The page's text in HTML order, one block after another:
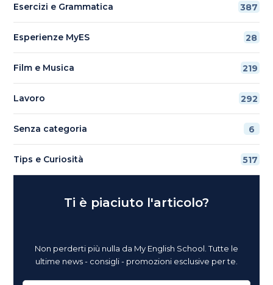
Esercizi e Grammatica 387
Esperienze MyES 28
Film e Musica 219
Lavoro 292
Senza categoria 6
Tips e Curiosità 517
Ti è piaciuto l'articolo?
Non perderti più nulla da My English School. Tutte le
ultime news - consigli - promozioni esclusive per te.